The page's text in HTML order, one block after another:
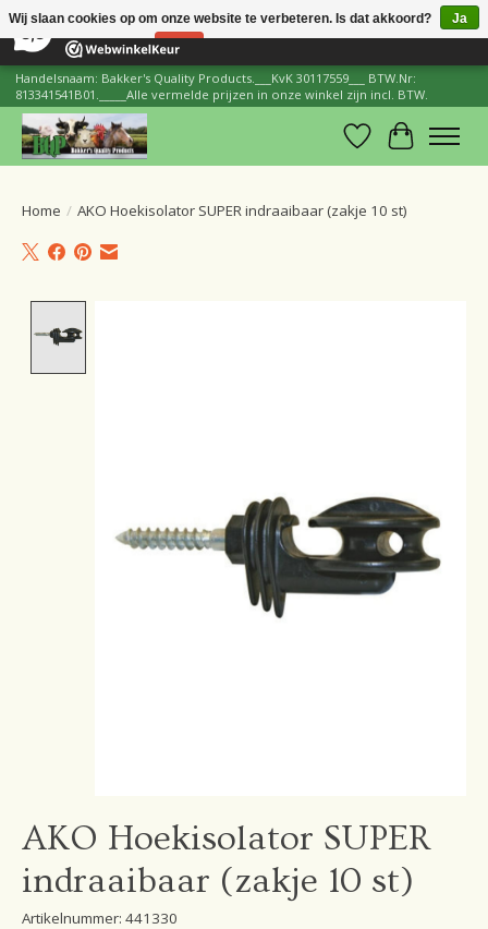
206 Reviews ×
Handelsnaam: Bakker's Quality Products.___KvK 30117559___ BTW.Nr:
813341541B01._____Alle vermelde prijzen in onze winkel zijn incl. BTW.
Verlanglijst
Home / AKO Hoekisolator SUPER indraaibaar (zakje 10 st)
AKO Hoekisolator SUPER
indraaibaar (zakje 10 st)
Artikelnummer: 441330
Wij slaan cookies op om onze website te verbeteren. Is dat akkoord?
Ja
Nee